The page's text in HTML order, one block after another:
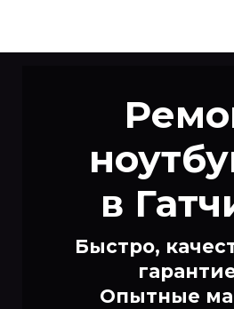
в
Быстро,
Опытные